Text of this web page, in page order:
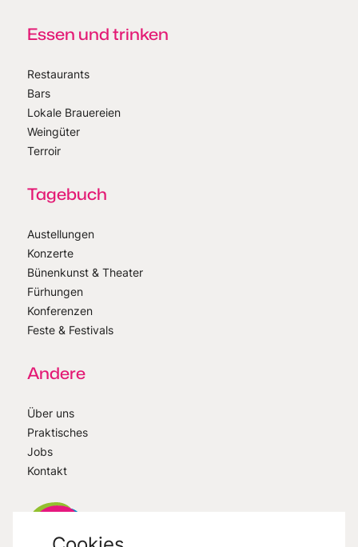
Essen und trinken
Restaurants
Bars
Lokale Brauereien
Weingüter
Terroir
Tagebuch
Austellungen
Konzerte
Bünenkunst & Theater
Fürhungen
Konferenzen
Feste & Festivals
Andere
Über uns
Praktisches
Jobs
Kontakt